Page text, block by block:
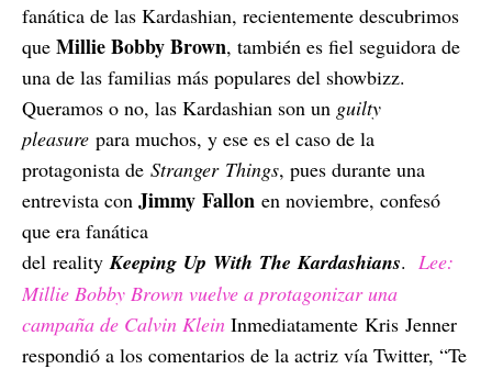
fanática de las Kardashian, recientemente descubrimos
que Millie Bobby Brown, también es fiel seguidora de
una de las familias más populares del showbizz.
Queramos o no, las Kardashian son un guilty
pleasure para muchos, y ese es el caso de la
protagonista de Stranger Things, pues durante una
entrevista con Jimmy Fallon en noviembre, confesó
que era fanática
del reality Keeping Up With The Kardashians. Lee:
Millie Bobby Brown vuelve a protagonizar una
campaña de Calvin Klein Inmediatamente Kris Jenner
respondió a los comentarios de la actriz vía Twitter, “Te